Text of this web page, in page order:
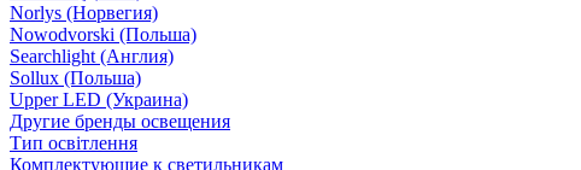
Norlys (Норвегия)
Nowodvorski (Польша)
Searchlight (Англия)
Sollux (Польша)
Upper LED (Украина)
Другие бренды освещения
Тип освітлення
Комплектующие к светильникам